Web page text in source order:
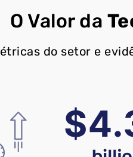
O Valor da
do setor e